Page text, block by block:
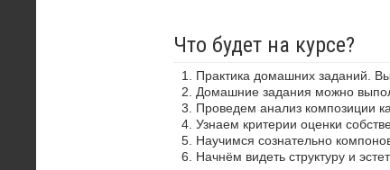
Что будет на курсе?
Практика домашних заданий.
Домашние задания можно
Проведем анализ композиции
Узнаем критерии оценки
Научимся сознательно
Начнём видеть структуру и